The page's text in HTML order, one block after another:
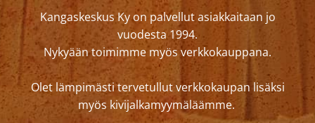
Kangaskeskus Ky on palvellut asiakkaitaan jo
vuodesta 1994.
Nykyään toimimme myös verkkokauppana.
Olet lämpimästi tervetullut verkkokaupan lisäksi
myös kivijalkamyymäläämme.